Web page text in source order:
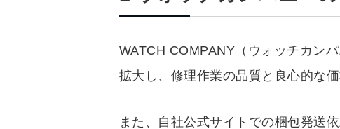
WATCH COMPANY（ウォッチカン
拡大し、修理作業の品質と良心的な
また、自社公式サイトでの梱包発送